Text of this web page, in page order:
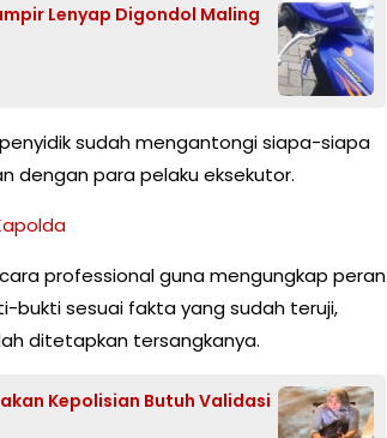
Lenyap Digondol Maling
sudah mengantongi siapa-siapa
dengan para pelaku eksekutor.
professional guna mengungkap peran
bukti sesuai fakta yang sudah teruji,
ditetapkan tersangkanya.
Kepolisian Butuh Validasi